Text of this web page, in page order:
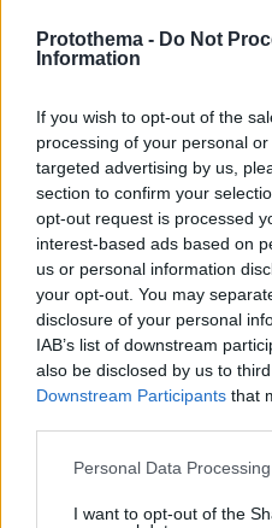
Protothema - Do Not
Information
If you wish to opt-out of the
processing of your personal
targeted advertising by us,
section to confirm your
opt-out request is processed
interest-based ads based on
us or personal information
your opt-out. You may
disclosure of your personal
IAB’s list of downstream
also be disclosed by us to
Downstream Participants that
Please note that this website/
not limited to your visit or
Personal Data
I want to opt-out of the
Το μέλλον της τεχνολογίας
27.07.2026, 06:00
Η Smart φοιτητική κατοικία